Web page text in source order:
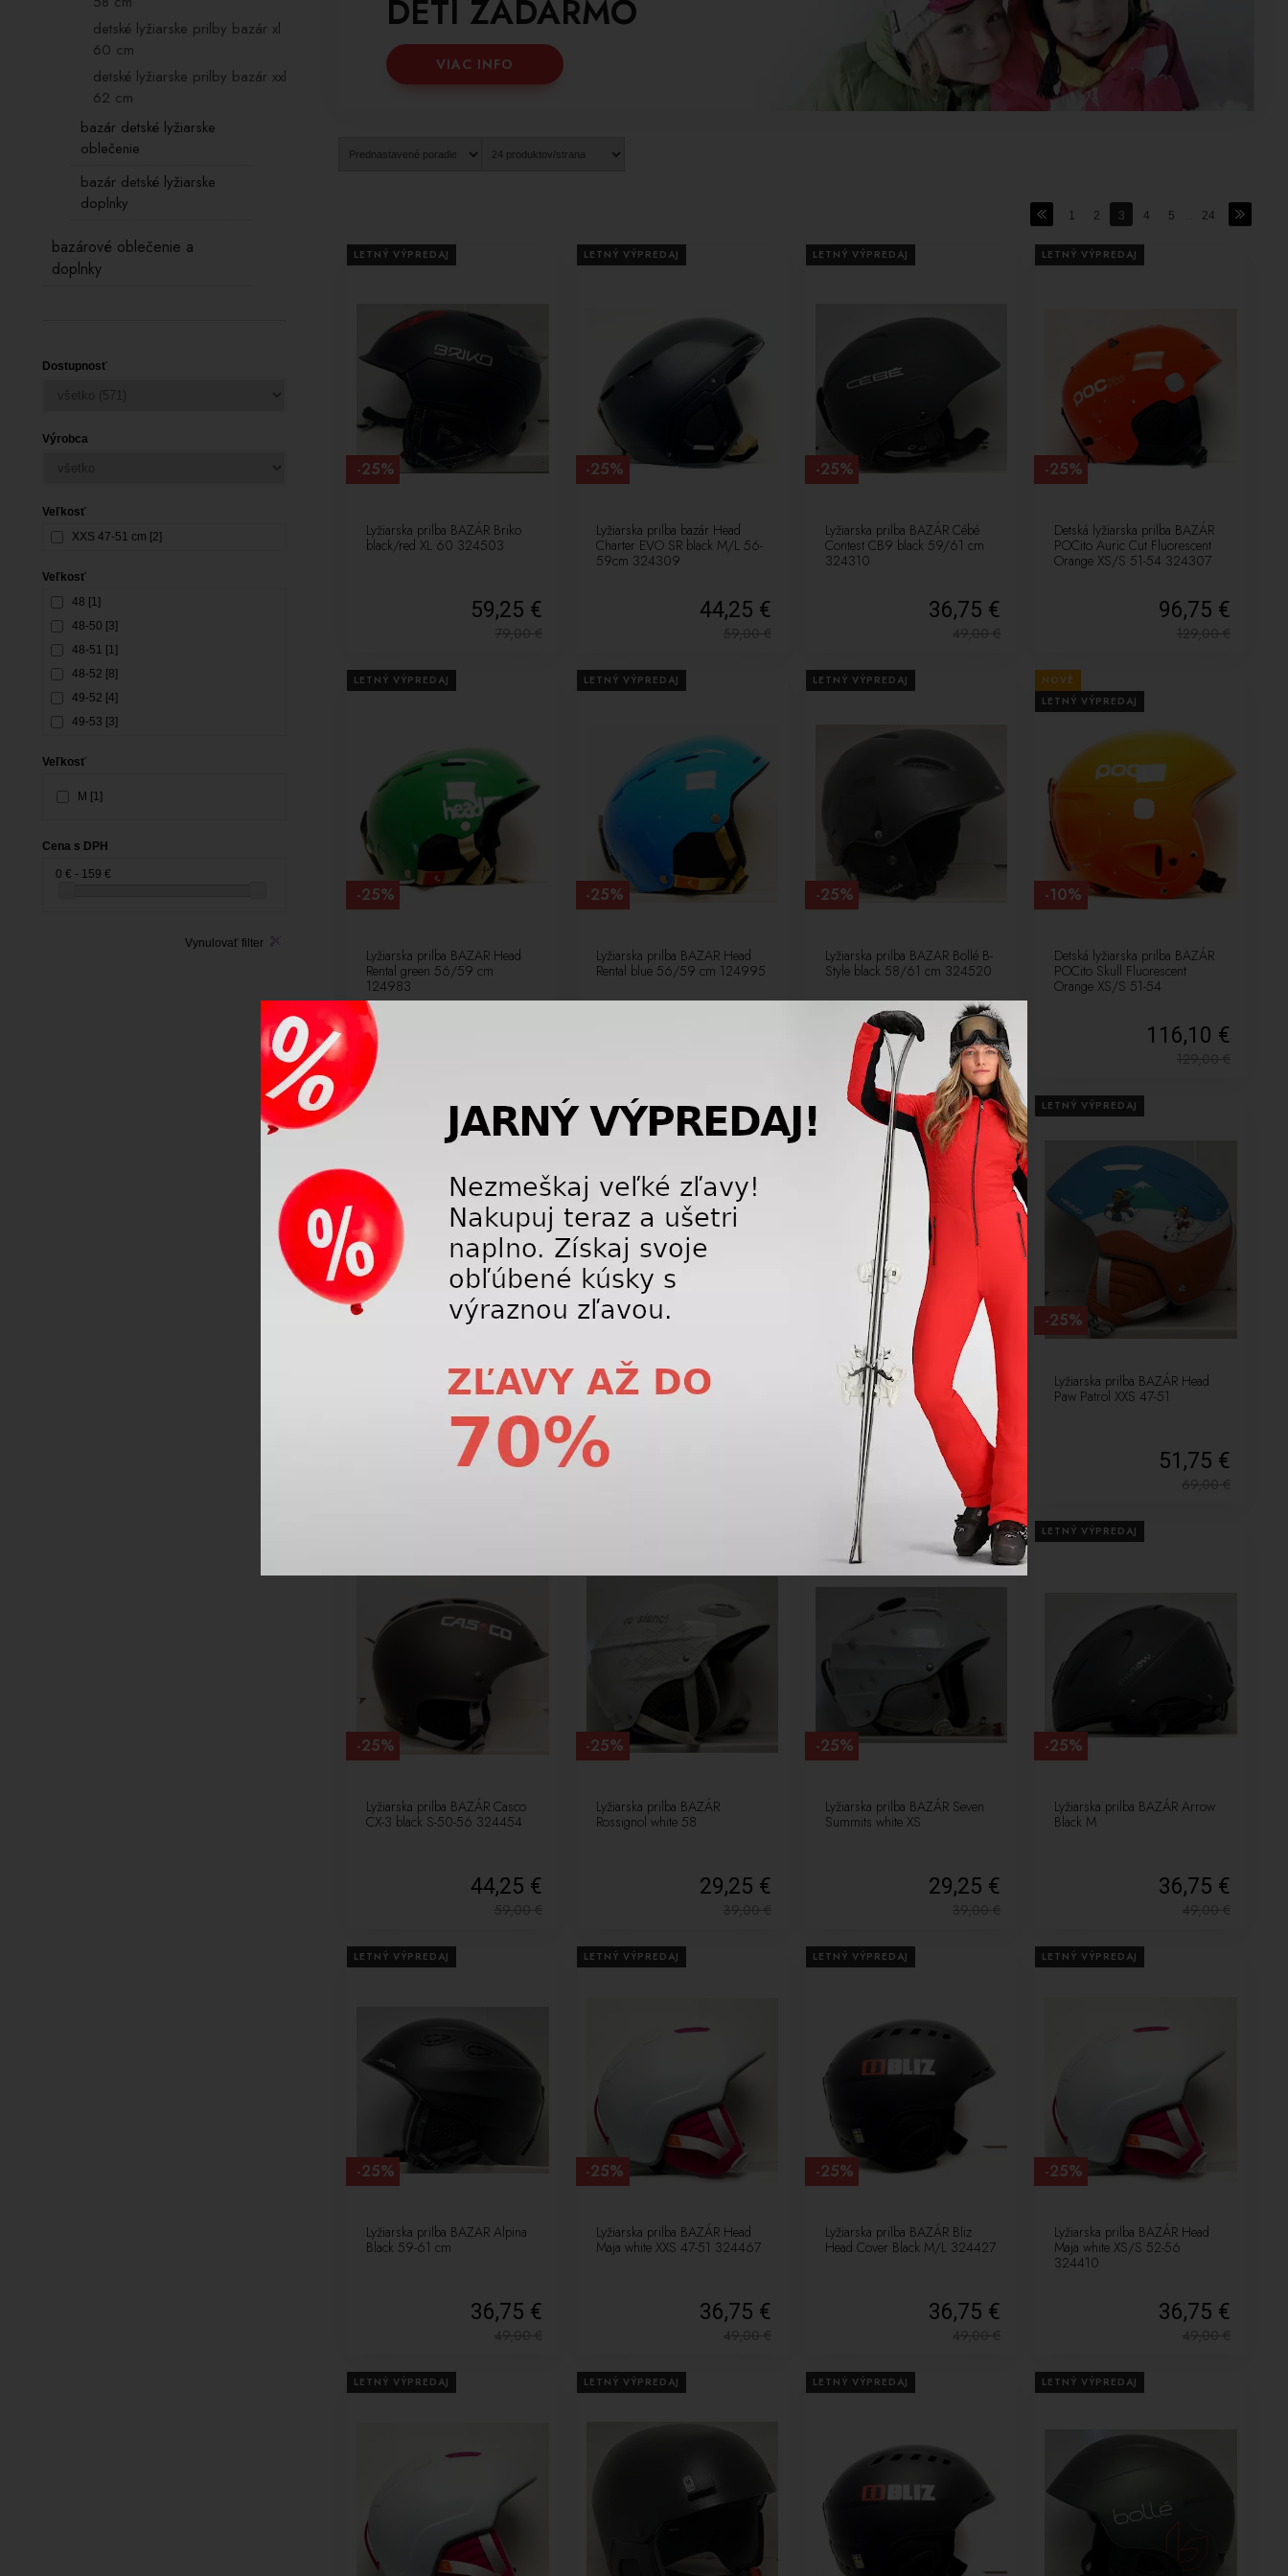
DETI ZADARMO
VIAC INFO
1 2 3 4 5 24
LETNÝ VÝPREDAJ
Lyžiarska prilba BAZÁR Briko
black/red XL 60 324503
59,25 €
79,00€
-25%
LETNÝ VÝPREDAJ
Lyžiarska prilba bazár Head
Charter EVO SR black M/L 56-
59cm 324309
44,25 €
59,00€
-25%
LETNÝ VÝPREDAJ
Lyžiarska prilba BAZÁR Cébé
Contest CB9 black 59/61 cm
324310
36,75 €
49,00€
-25%
LETNÝ VÝPREDAJ
Detská lyžiarska prilba BAZÁR
POCito Auric Cut Fluorescent
Orange XS/S 51-54 324307
96,75 €
129,00€
-25%
LETNÝ VÝPREDAJ
Lyžiarska prilba BAZAR Head
Rental green 56/59 cm
124983
-25%
LETNÝ VÝPREDAJ
Lyžiarska prilba BAZAR Head
Rental blue 56/59 cm 124995
-25%
LETNÝ VÝPREDAJ
Lyžiarska prilba BAZAR Bollé B-
Style black 58/61 cm 324520
59,25 €
79,00€
-25%
NOVÉ
LETNÝ VÝPREDAJ
Detská lyžiarska prilba BAZÁR
POCito Skull Fluorescent
Orange XS/S 51-54
116,10 €
129,00€
-10%
NOVÉ
Detská lyžiarska prilba BAZÁR
POCito Skull Fluorescent Yellow
116,10 €
-10%
NOVÉ
LETNÝ VÝPREDAJ
Lyžiarska prilba BAZAR Bollé B-
Style blue/white 54-58
-10%
LETNÝ VÝPREDAJ
Lyžiarska prilba BAZAR Bollé B-
Free pink 53-58 324456
51,75 €
69,00
LETNÝ VÝPREDAJ
Lyžiarska prilba BAZÁR Head
Paw Patrol XXS 47-51
51,75 €
69,00€
-25%
Lyžiarska prilba BAZÁR Casco
CX-3 black S-50-56 324454
44,25 €
59,00€
-25%
Lyžiarska prilba BAZÁR
Rossignol white 58
29,25 €
39,00€
-25%
LETNÝ VÝPREDAJ
Lyžiarska prilba BAZÁR Seven
Summits white XS
29,25 €
39,00€
-25%
LETNÝ VÝPREDAJ
Lyžiarska prilba BAZÁR Arrow
Black M
36,75 €
49,00€
-25%
LETNÝ VÝPREDAJ
Lyžiarska prilba BAZAR Alpina
Black 59-61 cm
36,75 €
49,00€
-25%
LETNÝ VÝPREDAJ
Lyžiarska prilba BAZÁR Head
Maja white XXS 47-51 324467
36,75 €
49,00€
-25%
LETNÝ VÝPREDAJ
Lyžiarska prilba BAZÁR Bliz
Head Cover Black M/L 324427
36,75 €
49,00€
-25%
LETNÝ VÝPREDAJ
Lyžiarska prilba BAZÁR Head
Maja white XS/S 52-56
324410
36,75 €
49,00€
-25%
LETNÝ VÝPREDAJ LETNÝ VÝPREDAJ LETNÝ VÝPREDAJ LETNÝ VÝPREDAJ
detské lyžiarske prilby bazár xl
60 cm
detské lyžiarske prilby bazár xxl
62 cm
bazár detské lyžiarske
oblečenie
bazár detské lyžiarske
doplnky
bazárové oblečenie a
doplnky
Dostupnosť
Výrobca
Veľkosť
XXS 47-51 cm [2]
Veľkosť
48 [1]
48-50 [3]
48-51 [1]
48-52 [8]
49-52 [4]
49-53 [3]
50-52 [1]
50-55 [41]
51-52 [2]
Veľkosť
M [1]
Cena s DPH
0 € - 159 €
Vynulovať filter